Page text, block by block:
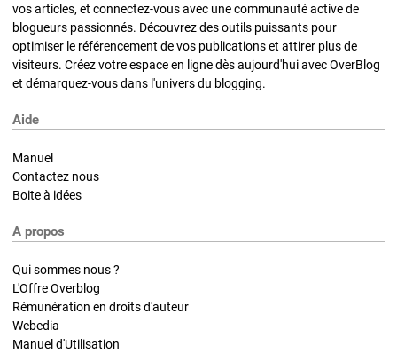
vos articles, et connectez-vous avec une communauté active de
blogueurs passionnés. Découvrez des outils puissants pour
optimiser le référencement de vos publications et attirer plus de
visiteurs. Créez votre espace en ligne dès aujourd'hui avec OverBlog
et démarquez-vous dans l'univers du blogging.
Aide
Manuel
Contactez nous
Boite à idées
A propos
Qui sommes nous ?
L'Offre Overblog
Rémunération en droits d'auteur
Webedia
Manuel d'Utilisation